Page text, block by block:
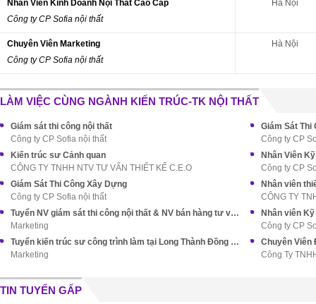
Nhân Viên Kinh Doanh Nội Thất Cao Cấp
Công ty CP Sofia nội thất
Hà Nội
Chuyên Viên Marketing
Công ty CP Sofia nội thất
Hà Nội
LÀM VIỆC CÙNG NGÀNH KIẾN TRÚC-TK NỘI THẤT
Giám sát thi công nội thất
Công ty CP Sofia nội thất
Giám Sát Thi
Công ty CP
Kiến trúc sư Cảnh quan
CÔNG TY TNHH NTV TƯ VẤN THIẾT KẾ C.E.O
Nhân Viên
Công ty CP
Giám Sát Thi Công Xây Dựng
Công ty CP Sofia nội thất
Nhân viên
CÔNG TY
Tuyển NV giám sát thi công nội thất & NV bán hàng tư vấn khách hàng
Marketing
Nhân viên
Công ty CP
Tuyển kiến trúc sư công trình làm tại Long Thành Đồng Nai
Marketing
Chuyên Viên
Công Ty
TIN TUYỂN GẤP